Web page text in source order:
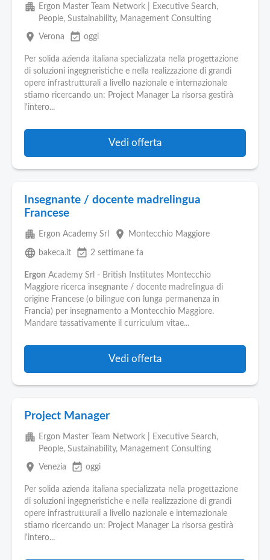
apartment Ergon Master Team Network | Executive Search,
People, Sustainability, Management Consulting
place Verona event_available oggi
Per solida azienda italiana specializzata nella progettazione
di soluzioni ingegneristiche e nella realizzazione di grandi
opere infrastrutturali a livello nazionale e internazionale
stiamo ricercando un: Project Manager La risorsa gestirà
l'intero...
Vedi offerta
Insegnante / docente madrelingua
Francese
apartment Ergon Academy Srl place Montecchio Maggiore
language bakeca.it event_available 2 settimane fa
Ergon Academy Srl - British Institutes Montecchio
Maggiore ricerca insegnante / docente madrelingua di
origine Francese (o bilingue con lunga permanenza in
Francia) per insegnamento a Montecchio Maggiore.
Mandare tassativamente il curriculum vitae...
Vedi offerta
Project Manager
apartment Ergon Master Team Network | Executive Search,
People, Sustainability, Management Consulting
place Venezia event_available oggi
Per solida azienda italiana specializzata nella progettazione
di soluzioni ingegneristiche e nella realizzazione di grandi
opere infrastrutturali a livello nazionale e internazionale
stiamo ricercando un: Project Manager La risorsa gestirà
l'intero...